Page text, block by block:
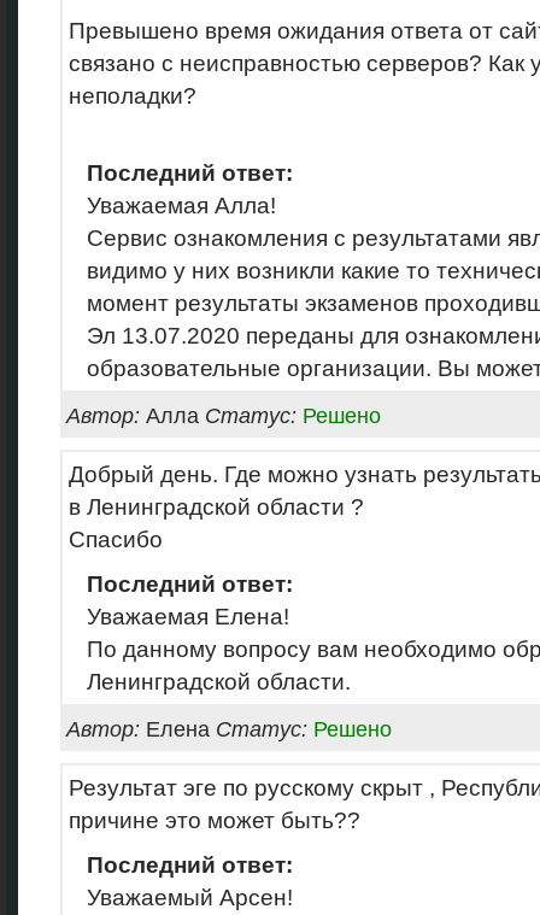
Превышено время ожидания ответа от
связано с неисправностью серверов? Как
неполадки?
Последний ответ:
Уважаемая Алла!
Сервис ознакомления с результатами
видимо у них возникли какие то
момент результаты экзаменов
Эл 13.07.2020 переданы для
образовательные организации. Вы
Автор: Алла Статус: Решено
Добрый день. Где можно узнать
в Ленинградской области ?
Спасибо
Последний ответ:
Уважаемая Елена!
По данному вопросу вам необходимо
Ленинградской области.
Автор: Елена Статус: Решено
Результат эге по русскому скрыт ,
причине это может быть??
Последний ответ:
Уважаемый Арсен!